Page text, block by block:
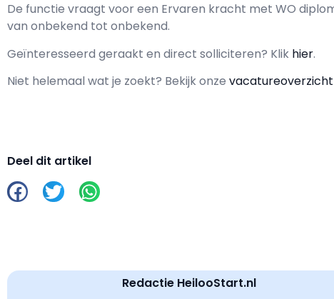
De functie vraagt voor een Ervaren kracht met WO
van onbekend tot onbekend.
Geïnteresseerd geraakt en direct solliciteren? Klik hier.
Niet helemaal wat je zoekt? Bekijk onze vacatureoverzicht
Deel dit artikel
Redactie HeilooStart.nl